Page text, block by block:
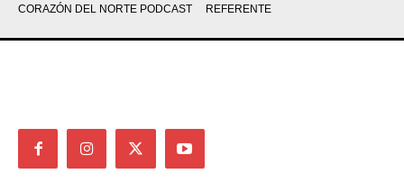
CORAZÓN DEL NORTE PODCAST
REFERENTE